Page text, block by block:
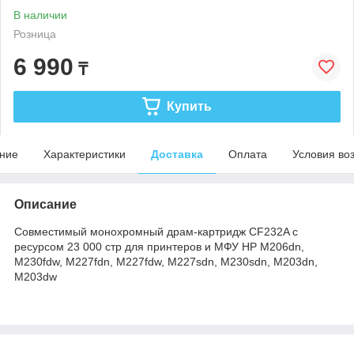
В наличии
Розница
6 990 ₸
Купить
Характеристики Доставка Оплата Условия
Описание
Совместимый монохромный драм-картридж CF232A с
ресурсом 23 000 стр для принтеров и МФУ HP M206dn,
M230fdw, M227fdn, M227fdw, M227sdn, M230sdn, M203dn,
M203dw